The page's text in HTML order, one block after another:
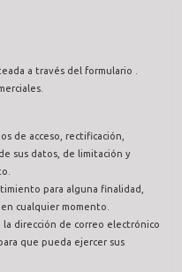
a través del formulario .
de acceso, rectificación,
sus datos, de limitación y
para alguna finalidad,
cualquier momento.
la dirección de correo electrónico
que pueda ejercer sus